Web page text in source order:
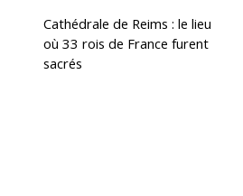
Cathédrale de Reims : le lieu
où 33 rois de France furent
sacrés